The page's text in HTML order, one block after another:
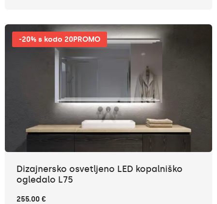
-20% s kodo 20PROMO
Dizajnersko osvetljeno LED kopalniško
ogledalo L75
255.00 €